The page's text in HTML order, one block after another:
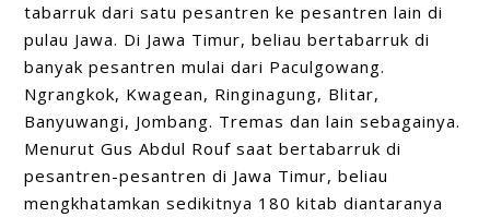
tabarruk dari satu pesantren ke pesantren lain di
pulau Jawa. Di Jawa Timur, beliau bertabarruk di
banyak pesantren mulai dari Paculgowang.
Ngrangkok, Kwagean, Ringinagung, Blitar,
Banyuwangi, Jombang. Tremas dan lain sebagainya.
Menurut Gus Abdul Rouf saat bertabarruk di
pesantren-pesantren di Jawa Timur, beliau
mengkhatamkan sedikitnya 180 kitab diantaranya